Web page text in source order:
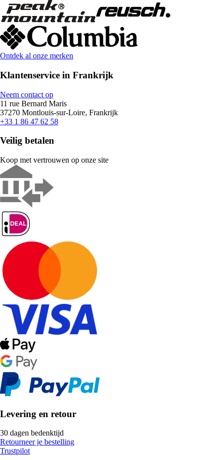
Ontdek al onze merken
Klantenservice in Frankrijk
Neem contact op
11 rue Bernard Maris
37270 Montlouis-sur-Loire, Frankrijk
+33 1 86 47 62 58
Veilig betalen
Koop met vertrouwen op onze site
Levering en retour
30 dagen bedenktijd
Retourneer je bestelling
Trustpilot